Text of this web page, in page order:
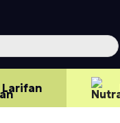
Larifan